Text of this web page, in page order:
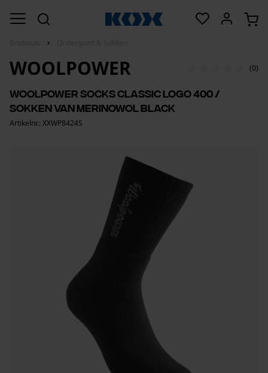
WOOLPOWER (0)
Woolpower Socks Classic Logo 400 /
sokken van merinowol black
Artikelnr.: XXWP8424S